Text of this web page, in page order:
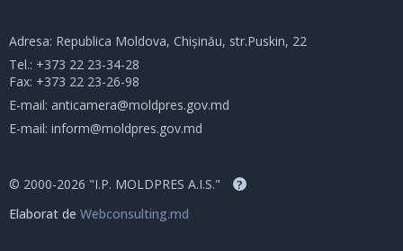
Adresa: Republica Moldova, Chișinău, str.Puskin, 22
Tel.: +373 22 23-34-28
Fax: +373 22 23-26-98
E-mail: anticamera@moldpres.gov.md
E-mail: inform@moldpres.gov.md
© 2000-2026 "I.P. MOLDPRES A.I.S." ?
Elaborat de Webconsulting.md